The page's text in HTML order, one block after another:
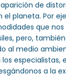
de
el planeta. Por
que
pero,
al medio
especialistas,
a la